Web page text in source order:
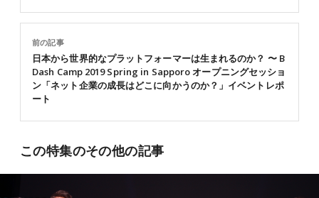
前の記事
日本から世界的なプラットフォーマーは生まれるのか？ 〜 B
Dash Camp 2019 Spring in Sapporo オープニングセッショ
ン「ネット企業の成長はどこに向かうのか？」イベントレポ
ート
この特集のその他の記事